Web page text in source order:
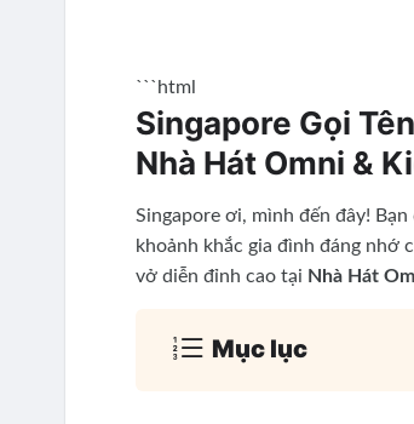
```html
Singapore Gọi
Nhà Hát Omni &
Singapore ơi, mình đến đây!
khoảnh khắc gia đình đáng nhớ
vở diễn đỉnh cao tại Nhà Hát
Mục lục